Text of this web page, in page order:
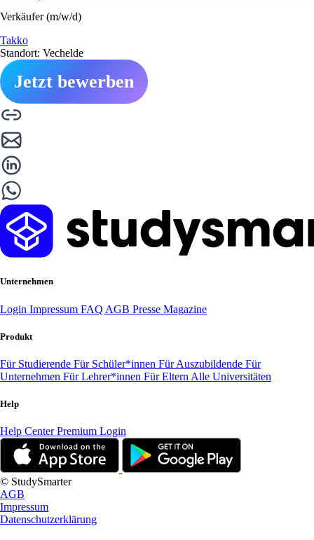
Verkäufer (m/w/d)
Takko
Standort: Vechelde
Jetzt bewerben
Unternehmen
Login Impressum FAQ AGB Presse Magazine
Produkt
Für Studierende Für Schüler*innen Für Auszubildende Für
Unternehmen Für Lehrer*innen Für Eltern Alle Universitäten
Help
Help CenterPremium Login
© StudySmarter
AGB
Impressum
Datenschutzerklärung